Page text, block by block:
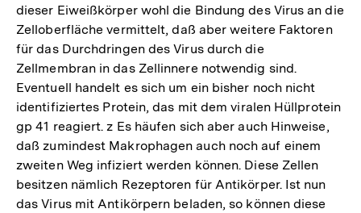
dieser Eiweißkörper wohl die Bindung des Virus an die
Zelloberfläche vermittelt, daß aber weitere Faktoren
für das Durchdringen des Virus durch die
Zellmembran in das Zellinnere notwendig sind.
Eventuell handelt es sich um ein bisher noch nicht
identifiziertes Protein, das mit dem viralen Hüllprotein
gp 41 reagiert. z Es häufen sich aber auch Hinweise,
daß zumindest Makrophagen auch noch auf einem
zweiten Weg infiziert werden können. Diese Zellen
besitzen nämlich Rezeptoren für Antikörper. Ist nun
das Virus mit Antikörpern beladen, so können diese